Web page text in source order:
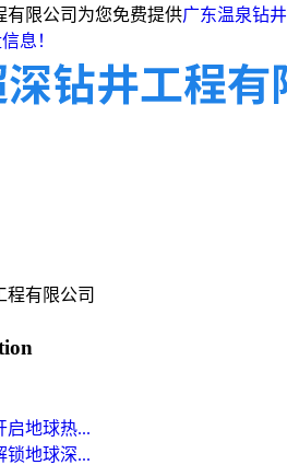
有限公司为您免费提供广东温泉钻井
息！
启地球热...
锁地球深...